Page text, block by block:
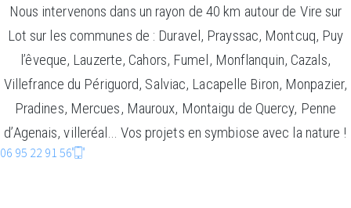
Nous intervenons dans un rayon de 40 km autour de Vire sur
Lot sur les communes de : Duravel, Prayssac, Montcuq, Puy
l’êveque, Lauzerte, Cahors, Fumel, Monflanquin, Cazals,
Villefrance du Périguord, Salviac, Lacapelle Biron, Monpazier,
Pradines, Mercues, Mauroux, Montaigu de Quercy, Penne
d’Agenais, villeréal… Vos projets en symbiose avec la nature !
06 95 22 91 56